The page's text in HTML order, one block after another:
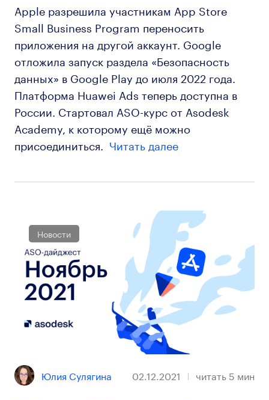
Apple разрешила участникам App Store
Small Business Program переносить
приложения на другой аккаунт. Google
отложила запуск раздела «Безопасность
данных» в Google Play до июля 2022 года.
Платформа Huawei Ads теперь доступна в
России. Стартовал ASO-курс от Asodesk
Academy, к которому ещё можно
присоединиться. Читать далее
Новости
Юлия Сулягина 02.12.2021 читать 5 мин